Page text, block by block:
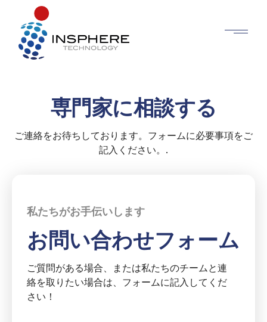
専門家に相談する
ご連絡をお待ちしております。フォームに必要事項をご
記入ください。.
私たちがお手伝いします
お問い合わせフォーム
ご質問がある場合、または私たちのチームと連
絡を取りたい場合は、フォームに記入してくだ
さい！